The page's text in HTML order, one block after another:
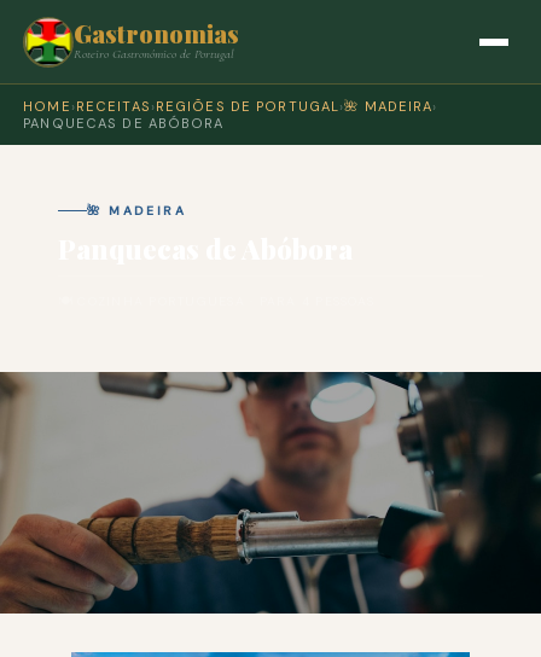
Gastronomias
Roteiro Gastronómico de Portugal
HOME › RECEITAS › REGIÕES DE PORTUGAL›🌺 MADEIRA›
PANQUECAS DE ABÓBORA
🌺 MADEIRA